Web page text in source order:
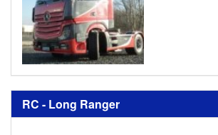
RC - Long Ranger